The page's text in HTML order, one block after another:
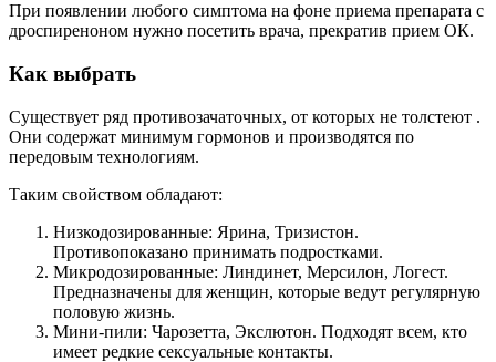
При появлении любого симптома на фоне приема препарата с
дроспиреноном нужно посетить врача, прекратив прием ОК.
Как выбрать
Существует ряд противозачаточных, от которых не толстеют .
Они содержат минимум гормонов и производятся по
передовым технологиям.
Таким свойством обладают:
Низкодозированные: Ярина, Тризистон.
Противопоказано принимать подростками.
Микродозированные: Линдинет, Мерсилон, Логест.
Предназначены для женщин, которые ведут регулярную
половую жизнь.
Мини-пили: Чарозетта, Экслютон. Подходят всем, кто
имеет редкие сексуальные контакты.